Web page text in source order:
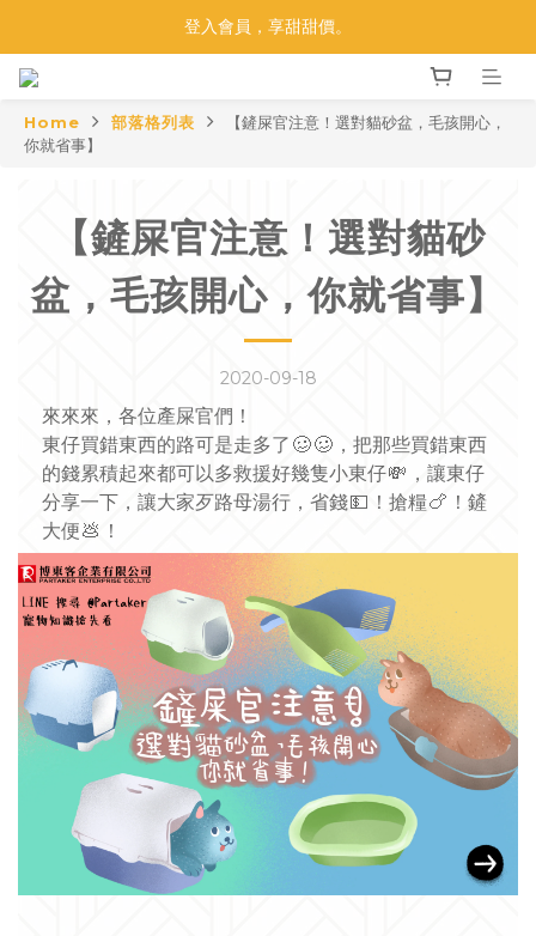
【莫比33 金光閃閃】買莫比，抽黃金！
登入會員，享甜甜價。
Home 部落格列表
【鏟屎官注意！選對貓砂盆，毛孩開心，
你就省事】
【鏟屎官注意！選對貓砂
盆，毛孩開心，你就省事】
2020-09-18
來來來，各位產屎官們！
東仔買錯東西的路可是走多了 🥴🥴 ，把那些買錯東西
的錢累積起來都可以多救援好幾隻小東仔💸 ，讓東仔
分享一下，讓大家歹路母湯行，省錢💵 ！搶糧🍗 ！鏟
大便💩 ！